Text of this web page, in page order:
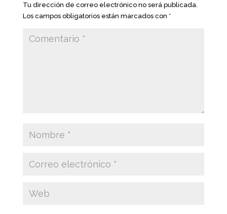
Tu dirección de correo electrónico no será publicada.
Los campos obligatorios están marcados con *